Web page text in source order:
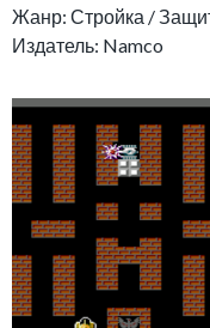
Жанр: Стройка /
Издатель: Namco